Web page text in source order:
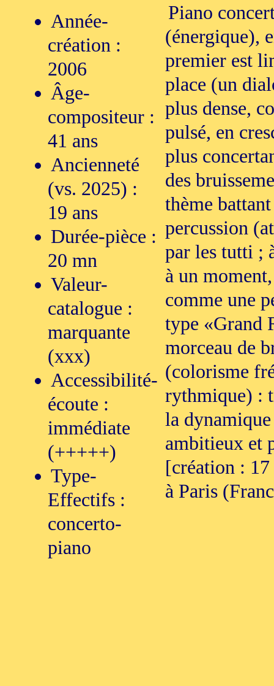
Année-
création :
2006
Âge-
compositeur :
41 ans
Ancienneté
(vs. 2025) :
19 ans
Durée-pièce :
20 mn
Valeur-
catalogue :
marquante
(xxx)
Accessibilité-
écoute :
immédiate
(+++++)
Type-
Effectifs :
concerto-
piano
Piano
(énergique),
premier est
place (un
plus dense,
pulsé, en
plus
des
thème
percussion
par les tutti ;
à un
comme une
type «Grand
morceau de
(colorisme
rythmique) :
la
ambitieux et
[création : 17
à Paris